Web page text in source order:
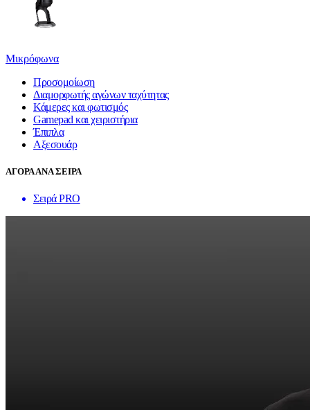
Μικρόφωνα
Προσομοίωση
Διαμορφωτής αγώνων ταχύτητας
Κάμερες και φωτισμός
Gamepad και χειριστήρια
Έπιπλα
Αξεσουάρ
ΑΓΟΡΑ ΑΝΑ ΣΕΙΡΑ
Σειρά PRO